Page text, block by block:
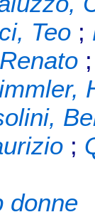
Teo ;
;
donne